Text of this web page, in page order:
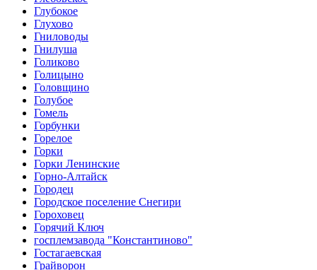
Глубокое
Глухово
Гниловоды
Гнилуша
Голиково
Голицыно
Головщино
Голубое
Гомель
Горбунки
Горелое
Горки
Горки Ленинские
Горно-Алтайск
Городец
Городское поселение Снегири
Гороховец
Горячий Ключ
госплемзавода "Константиново"
Гостагаевская
Грайворон